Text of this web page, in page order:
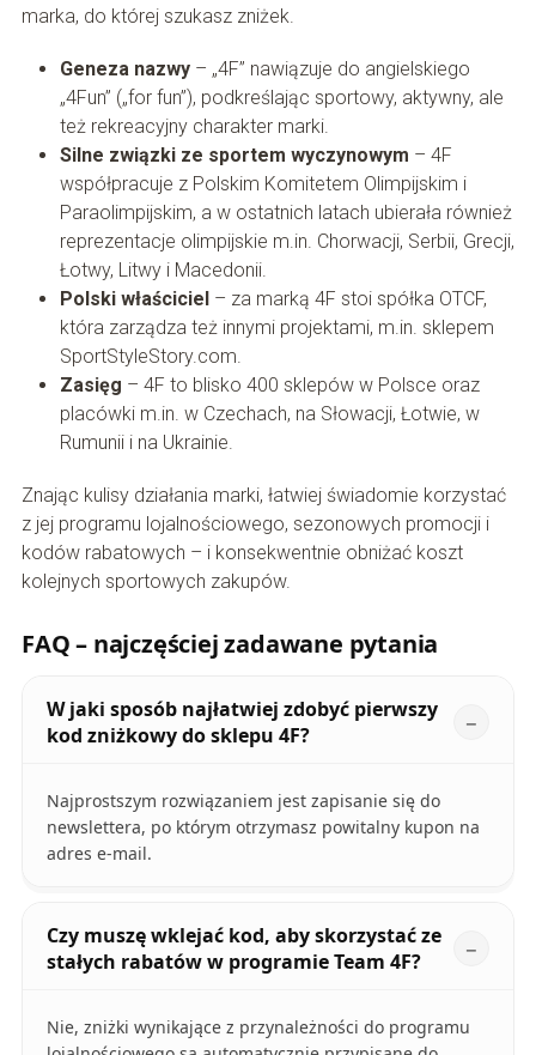
marka, do której szukasz zniżek.
Geneza nazwy– „4F” nawiązuje do angielskiego
„4Fun” („for fun”), podkreślając sportowy, aktywny, ale
też rekreacyjny charakter marki.
Silne związki ze sportem wyczynowym – 4F
współpracuje z Polskim Komitetem Olimpijskim i
Paraolimpijskim, a w ostatnich latach ubierała również
reprezentacje olimpijskie m.in. Chorwacji, Serbii, Grecji,
Łotwy, Litwy i Macedonii.
Polski właściciel– za marką 4F stoi spółka OTCF,
która zarządza też innymi projektami, m.in. sklepem
SportStyleStory.com.
Zasięg – 4F to blisko 400 sklepów w Polsce oraz
placówki m.in. w Czechach, na Słowacji, Łotwie, w
Rumunii i na Ukrainie.
Znając kulisy działania marki, łatwiej świadomie korzystać
z jej programu lojalnościowego, sezonowych promocji i
kodów rabatowych – i konsekwentnie obniżać koszt
kolejnych sportowych zakupów.
FAQ – najczęściej zadawane pytania
W jaki sposób najłatwiej zdobyć pierwszy
kod zniżkowy do sklepu 4F?
Najprostszym rozwiązaniem jest zapisanie się do
newslettera, po którym otrzymasz powitalny kupon na
adres e-mail.
Czy muszę wklejać kod, aby skorzystać ze
stałych rabatów w programie Team 4F?
Nie, zniżki wynikające z przynależności do programu